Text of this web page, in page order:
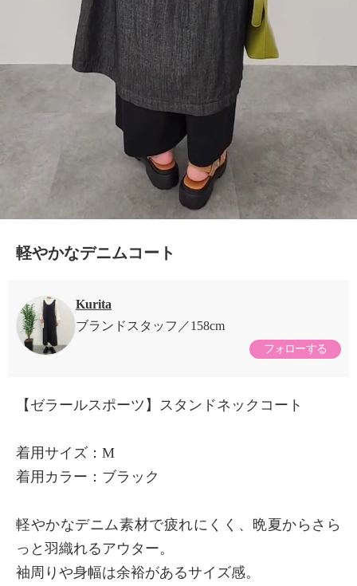
軽やかなデニムコート
Kurita
ブランドスタッフ
158cm
フォローする
【ゼラールスポーツ】スタンドネックコート
着用サイズ：M
着用カラー：ブラック
軽やかなデニム素材で疲れにくく、晩夏からさら
っと羽織れるアウター。
袖周りや身幅は余裕があるサイズ感。